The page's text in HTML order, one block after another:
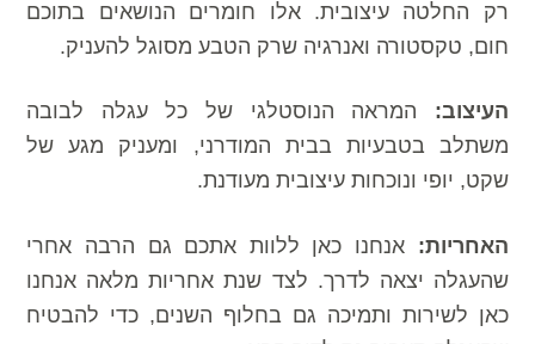
רק החלטה עיצובית. אלו חומרים הנושאים בתוכם
חום, טקסטורה ואנרגיה שרק הטבע מסוגל להעניק.
העיצוב: המראה הנוסטלגי של כל עגלה לבובה
משתלב בטבעיות בבית המודרני, ומעניק מגע של
שקט, יופי ונוכחות עיצובית מעודנת.
האחריות: אנחנו כאן ללוות אתכם גם הרבה אחרי
שהעגלה יצאה לדרך. לצד שנת אחריות מלאה אנחנו
כאן לשירות ותמיכה גם בחלוף השנים, כדי להבטיח